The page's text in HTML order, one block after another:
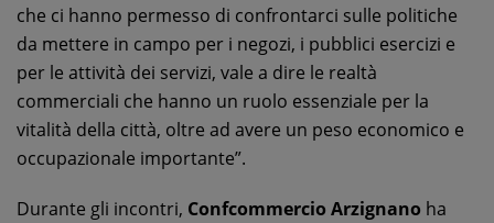
che ci hanno permesso di confrontarci sulle politiche
da mettere in campo per i negozi, i pubblici esercizi e
per le attività dei servizi, vale a dire le realtà
commerciali che hanno un ruolo essenziale per la
vitalità della città, oltre ad avere un peso economico e
occupazionale importante”.
Durante gli incontri, Confcommercio Arzignano ha